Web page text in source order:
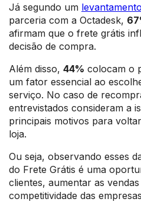
Já segundo um
parceria com a Octadesk,
afirmam que o frete grátis
decisão de compra.
Além disso, 44% colocam o
um fator essencial ao
serviço. No caso de
entrevistados consideram a
principais motivos para
loja.
Ou seja, observando esses
do Frete Grátis é uma
clientes, aumentar as
competitividade das